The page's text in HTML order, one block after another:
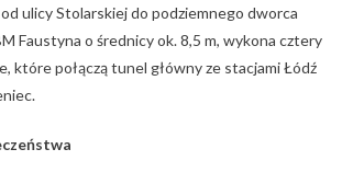
ulicy Stolarskiej do podziemnego dworca
Faustyna o średnicy ok. 8,5 m, wykona cztery
które połączą tunel główny ze stacjami Łódź